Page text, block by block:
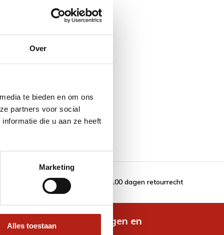
Over
te bieden en om ons
partners voor social
die u aan ze heeft
Marketing
Alles toestaan
100 dagen retourrecht
nieuwste aanbiedingen en